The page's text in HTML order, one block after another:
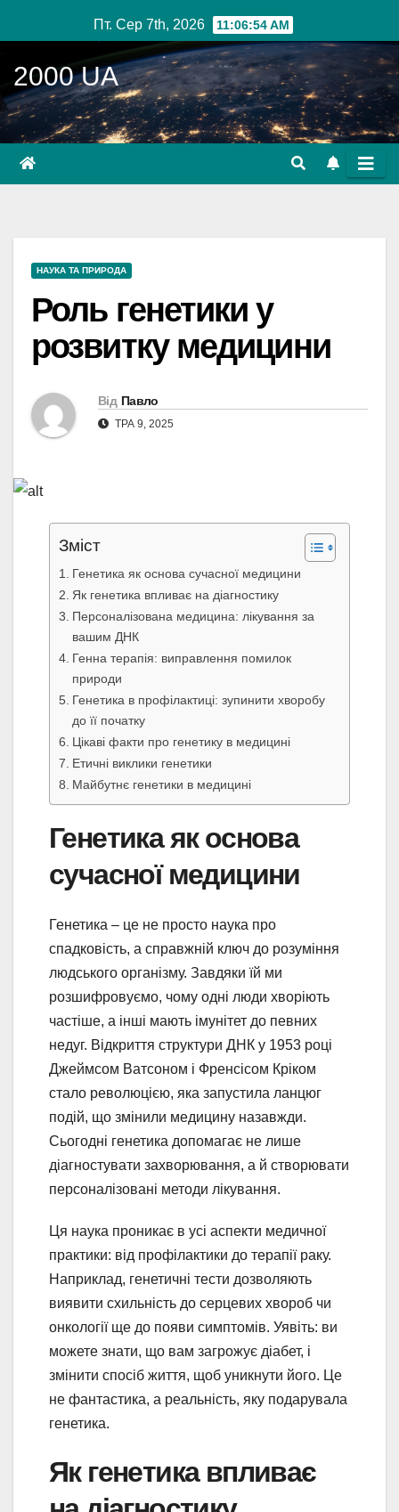
до
вмісту
Пт. Сер 7th, 2026 11:06:55 AM
2000 UA
НАУКА ТА ПРИРОДА
Роль генетики у
розвитку медицини
Від Павло
ТРА 9, 2025
Зміст
Генетика як основа сучасної медицини
Як генетика впливає на діагностику
Персоналізована медицина: лікування за
вашим ДНК
Генна терапія: виправлення помилок
природи
Генетика в профілактиці: зупинити хворобу
до її початку
Цікаві факти про генетику в медицині
Етичні виклики генетики
Майбутнє генетики в медицині
Генетика як основа
сучасної медицини
Генетика – це не просто наука про
спадковість, а справжній ключ до розуміння
людського організму. Завдяки їй ми
розшифровуємо, чому одні люди хворіють
частіше, а інші мають імунітет до певних
недуг. Відкриття структури ДНК у 1953 році
Джеймсом Ватсоном і Френсісом Кріком
стало революцією, яка запустила ланцюг
подій, що змінили медицину назавжди.
Сьогодні генетика допомагає не лише
діагностувати захворювання, а й створювати
персоналізовані методи лікування.
Ця наука проникає в усі аспекти медичної
практики: від профілактики до терапії раку.
Наприклад, генетичні тести дозволяють
виявити схильність до серцевих хвороб чи
онкології ще до появи симптомів. Уявіть: ви
можете знати, що вам загрожує діабет, і
змінити спосіб життя, щоб уникнути його. Це
не фантастика, а реальність, яку подарувала
генетика.
Як генетика впливає